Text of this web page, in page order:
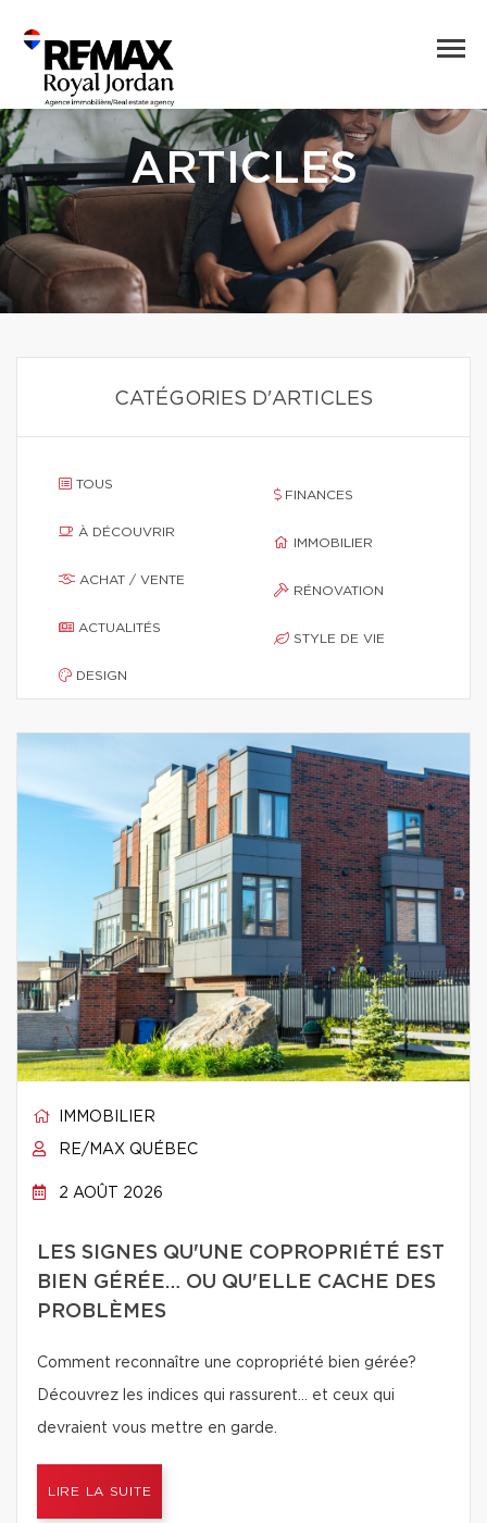
ARTICLES
CATÉGORIES D'ARTICLES
TOUS
À DÉCOUVRIR
ACHAT / VENTE
ACTUALITÉS
DESIGN
FINANCES
IMMOBILIER
RÉNOVATION
STYLE DE VIE
IMMOBILIER
RE/MAX QUÉBEC
2 AOÛT 2026
LES SIGNES QU'UNE COPROPRIÉTÉ EST
BIEN GÉRÉE… OU QU'ELLE CACHE DES
PROBLÈMES
Comment reconnaître une copropriété bien gérée?
Découvrez les indices qui rassurent… et ceux qui
devraient vous mettre en garde.
LIRE LA SUITE